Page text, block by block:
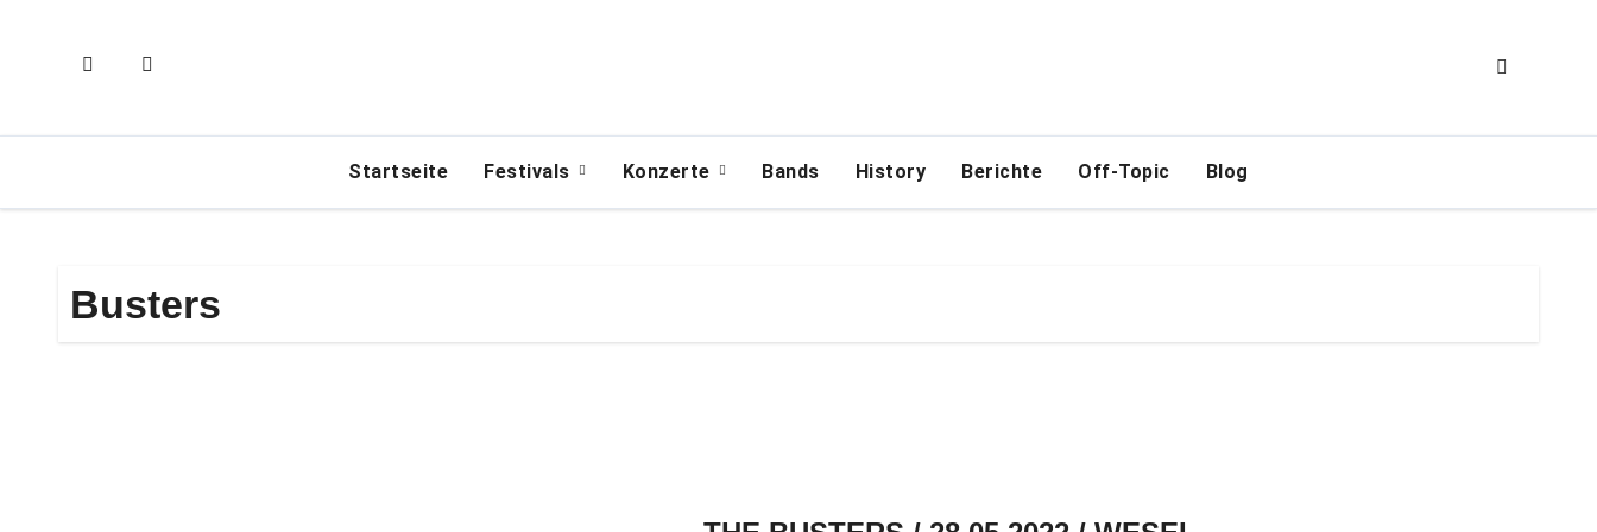
Startseite Festivals Konzerte Bands History Berichte Off-Topic Blog
Busters